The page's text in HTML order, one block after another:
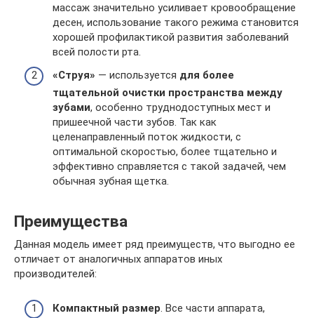
массаж значительно усиливает кровообращение
десен, использование такого режима становится
хорошей профилактикой развития заболеваний
всей полости рта.
«Струя» — используется для более
тщательной очистки пространства между
зубами, особенно труднодоступных мест и
пришеечной части зубов. Так как
целенаправленный поток жидкости, с
оптимальной скоростью, более тщательно и
эффективно справляется с такой задачей, чем
обычная зубная щетка.
Преимущества
Данная модель имеет ряд преимуществ, что выгодно ее
отличает от аналогичных аппаратов иных
производителей:
Компактный размер . Все части аппарата,